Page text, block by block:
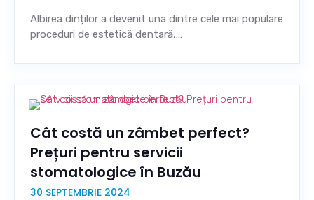
Albirea dinților a devenit una dintre cele mai populare
proceduri de estetică dentară,…
Cât costă un zâmbet perfect?
Prețuri pentru servicii
stomatologice în Buzău
30 SEPTEMBRIE 2024